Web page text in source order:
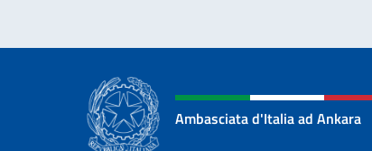
Ambasciata d'Italia ad Ankara